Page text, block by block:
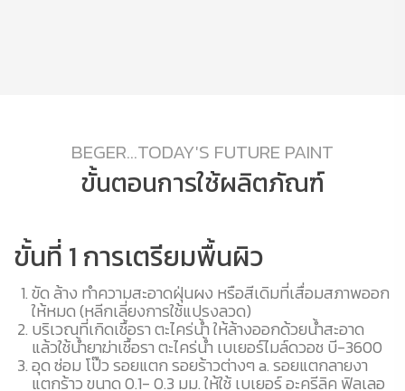
BEGER...TODAY'S FUTURE PAINT
ขั้นตอนการใช้ผลิตภัณฑ์
ขั้นที่ 1 การเตรียมพื้นผิว
ขัด ล้าง ทำความสะอาดฝุ่นผง หรือสีเดิมที่เสื่อมสภาพออก
ให้หมด (หลีกเลี่ยงการใช้แปรงลวด)
บริเวณที่เกิดเชื้อรา ตะไคร่น้ำ ให้ล้างออกด้วยน้ำสะอาด
แล้วใช้น้ำยาฆ่าเชื้อรา ตะไคร่น้ำ เบเยอร์ไมล์ดวอช บี-3600
อุด ซ่อม โป๊ว รอยแตก รอยร้าวต่างๆ a. รอยแตกลายงา
แตกร้าว ขนาด 0.1- 0.3 มม. ให้ใช้ เบเยอร์ อะครีลิค ฟิลเลอ